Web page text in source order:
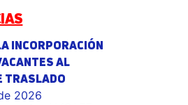
INCORPORACIÓN
AL
TRASLADO
2026